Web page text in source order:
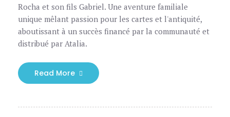
Rocha et son fils Gabriel. Une aventure familiale
unique mêlant passion pour les cartes et l'antiquité,
aboutissant à un succès financé par la communauté et
distribué par Atalia.
Read More